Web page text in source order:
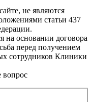
не являются
статьи 437
на основании договора
перед получением
сотрудников Клиники
вопрос